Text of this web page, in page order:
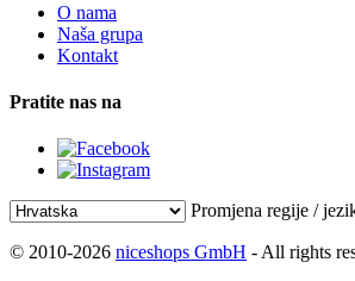
O nama
Naša grupa
Kontakt
Pratite nas na
Promjena regije /
© 2010-2026 niceshops GmbH - All rights